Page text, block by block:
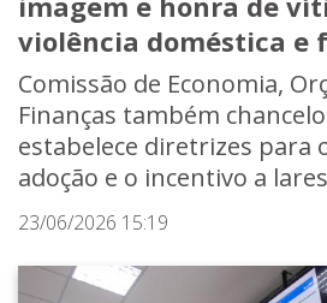
violência doméstica e
Comissão de Economia,
Finanças também
estabelece diretrizes para
adoção e o incentivo a
23/06/2026 15:19